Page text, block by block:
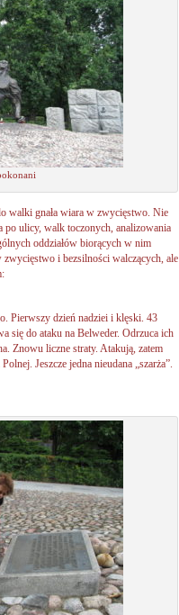
walki gnała wiara w zwycięstwo. Nie
po ulicy, walk toczonych, analizowania
oddziałów biorących w nim
zwycięstwo i bezsilności walczących, ale
Pierwszy dzień nadziei i klęski. 43
się do ataku na Belweder. Odrzuca ich
Znowu liczne straty. Atakują, zatem
Jeszcze jedna nieudana „szarża”.